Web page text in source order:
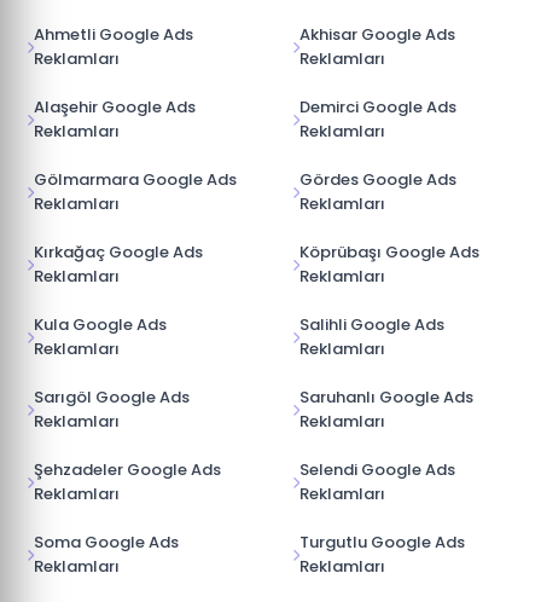
Ahmetli Google Ads
Reklamları
Akhisar Google Ads
Reklamları
Alaşehir Google Ads
Reklamları
Demirci Google Ads
Reklamları
Gölmarmara Google Ads
Reklamları
Gördes Google Ads
Reklamları
Kırkağaç Google Ads
Reklamları
Köprübaşı Google Ads
Reklamları
Kula Google Ads
Reklamları
Salihli Google Ads
Reklamları
Sarıgöl Google Ads
Reklamları
Saruhanlı Google Ads
Reklamları
Şehzadeler Google Ads
Reklamları
Selendi Google Ads
Reklamları
Soma Google Ads
Reklamları
Turgutlu Google Ads
Reklamları